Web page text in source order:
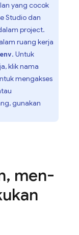
yang cocok
Studiodan
project.
ruang kerja
. Untuk
klik nama
mengakses
gunakan
, men-